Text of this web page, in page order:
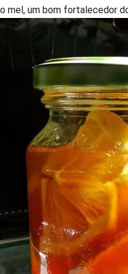
mel, um bom fortalecedor